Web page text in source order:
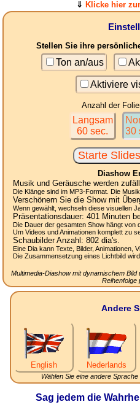
⇓ Klicke hier
Stellen Sie ihre
Ton an/aus
Aktiviere
Anzahl der
Langsam
60 sec.
30
Diashow
Musik und Geräusche werden
Die Klänge sind im MP3-Format. Die
Verschönern Sie die Show mit
Wenn gewählt, wechseln diese visuellen
Präsentationsdauer: 401 Minuten
Die Dauer der gesamten Show hängt von
Um Videos und Animationen komplett zu
Schaubilder Anzahl: 802dia's.
Eine Dia kann Texte, Bilder, Animationen,
Die Zusammensetzung eines Lichtbild
Multimedia-Diashow mit dynamischem
Reihenfolge
Andere
English Nederlands
Wählen Sie eine andere
Sag jedem die